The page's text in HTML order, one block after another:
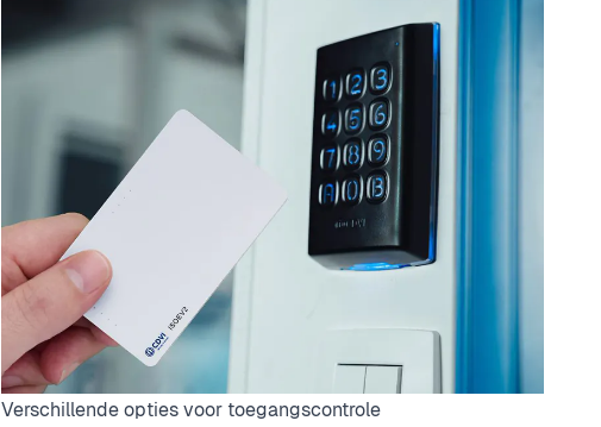
Verschillende opties voor toegangscontrole